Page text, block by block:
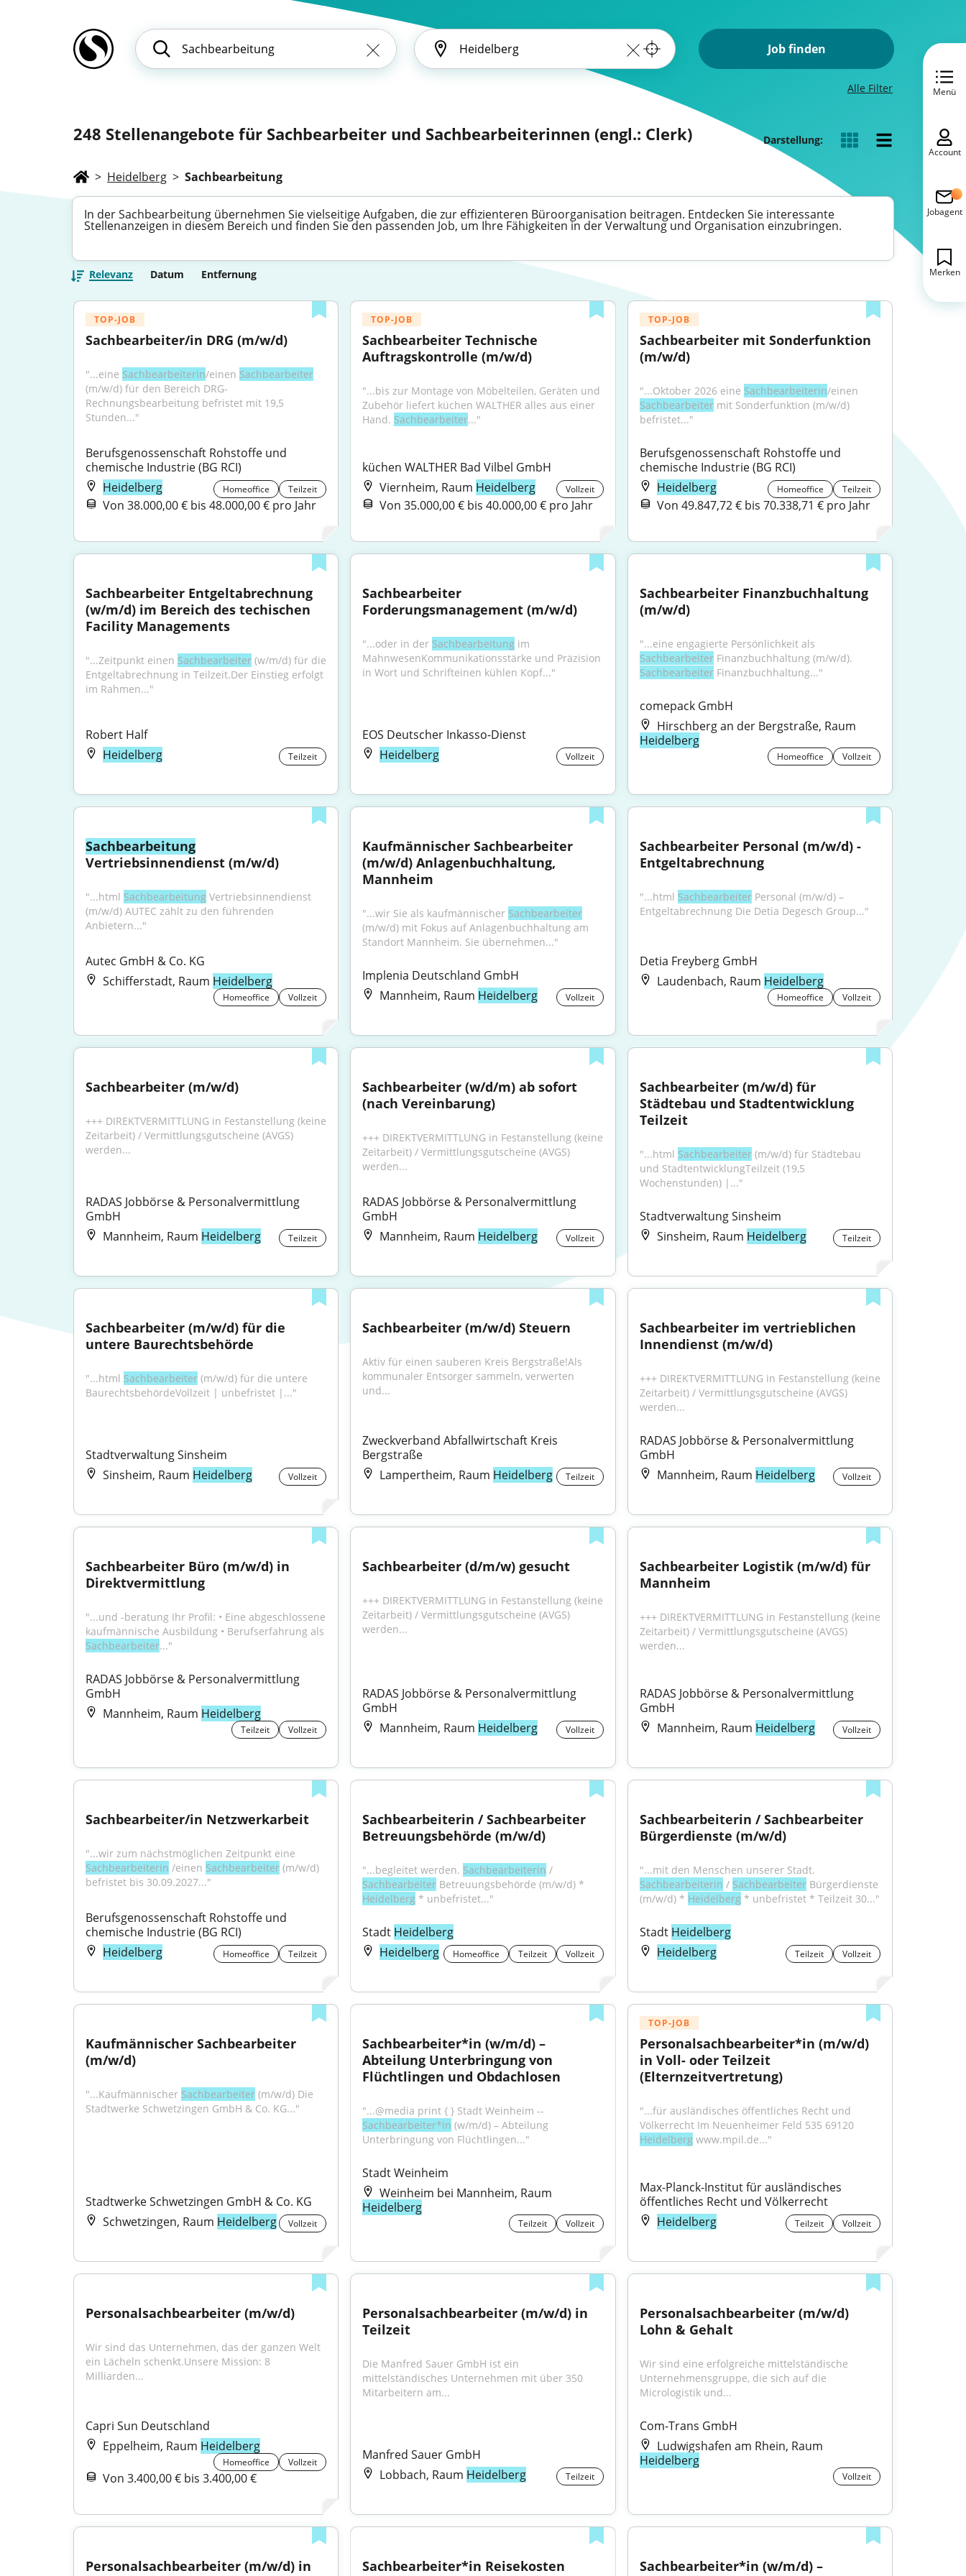
Job finden
Alle Filter
248 Stellenangebote für Sachbearbeiter und Sachbearbeiterinnen (engl.: Clerk) Darstellung:
> Heidelberg > Sachbearbeitung
In der Sachbearbeitung übernehmen Sie vielseitige Aufgaben, die zur effizienteren Büroorganisation beitragen. Entdecken Sie interessante
Stellenanzeigen in diesem Bereich und finden Sie den passenden Job, um Ihre Fähigkeiten in der Verwaltung und Organisation einzubringen.
Relevanz Datum Entfernung
TOP-JOB
Sachbearbeiter/in DRG (m/w/d)
"...eine Sachbearbeiterin/einen Sachbearbeiter
(m/w/d) für den Bereich DRG-
Rechnungsbearbeitung befristet mit 19,5
Stunden..."
Berufsgenossenschaft Rohstoffe und
chemische Industrie (BG RCI)
Heidelberg
Homeoffice Teilzeit
Von 38.000,00 € bis 48.000,00 € pro Jahr
TOP-JOB
Sachbearbeiter Technische
Auftragskontrolle (m/w/d)
"...bis zur Montage von Möbelteilen, Geräten und
Zubehör liefert küchen WALTHER alles aus einer
Hand. Sachbearbeiter..."
küchen WALTHER Bad Vilbel GmbH
Viernheim, Raum Heidelberg Vollzeit
Von 35.000,00 € bis 40.000,00 € pro Jahr
TOP-JOB
Sachbearbeiter mit Sonderfunktion
(m/w/d)
"...Oktober 2026 eine Sachbearbeiterin
Sachbearbeiter mit Sonderfunktion (m/w/d)
befristet..."
Berufsgenossenschaft Rohstoffe und
chemische Industrie (BG RCI)
Heidelberg
Homeoffice Teilzeit
Von 49.847,72 € bis 70.338,71 € pro Jahr
Sachbearbeiter Entgeltabrechnung
(w/m/d) im Bereich des techischen
Facility Managements
"...Zeitpunkt einen Sachbearbeiter (w/m/d) für die
Entgeltabrechnung in Teilzeit.Der Einstieg erfolgt
im Rahmen..."
Robert Half
Heidelberg
Teilzeit
Sachbearbeiter
Forderungsmanagement (m/w/d)
"...oder in der Sachbearbeitung im
MahnwesenKommunikationsstärke und Präzision
in Wort und Schrifteinen kühlen Kopf..."
EOS Deutscher Inkasso-Dienst
Heidelberg
Vollzeit
Sachbearbeiter Finanzbuchhaltung
(m/w/d)
Sachbearbeiter
Sachbearbeiter Finanzbuchhaltung..."
comepack GmbH
Hirschberg an der Bergstraße, Raum
Heidelberg
Homeoffice Vollzeit
Sachbearbeitung
Vertriebsinnendienst (m/w/d)
"...html Sachbearbeitung Vertriebsinnendienst
(m/w/d) AUTEC zählt zu den führenden
Anbietern..."
Autec GmbH & Co. KG
Schifferstadt, Raum Heidelberg
Homeoffice Vollzeit
Kaufmännischer Sachbearbeiter
(m/w/d) Anlagenbuchhaltung,
Mannheim
"...wir Sie als kaufmännischer Sachbearbeiter
(m/w/d) mit Fokus auf Anlagenbuchhaltung am
Standort Mannheim. Sie übernehmen..."
Implenia Deutschland GmbH
Mannheim, Raum Heidelberg Vollzeit
Sachbearbeiter Personal (m/w/d) -
Entgeltabrechnung
"...html Sachbearbeiter Personal (m/w/d) –
Entgeltabrechnung Die Detia Degesch Group..."
Detia Freyberg GmbH
Laudenbach, Raum Heidelberg
Homeoffice Vollzeit
Sachbearbeiter (m/w/d)
+++ DIREKTVERMITTLUNG in Festanstellung (keine
Zeitarbeit) / Vermittlungsgutscheine (AVGS)
werden...
RADAS Jobbörse & Personalvermittlung
GmbH
Mannheim, Raum Heidelberg Teilzeit
Sachbearbeiter (w/d/m) ab sofort
(nach Vereinbarung)
+++ DIREKTVERMITTLUNG in Festanstellung (keine
Zeitarbeit) / Vermittlungsgutscheine (AVGS)
werden...
RADAS Jobbörse & Personalvermittlung
GmbH
Mannheim, Raum Heidelberg Vollzeit
Sachbearbeiter (m/w/d) für
Städtebau und Stadtentwicklung
Teilzeit
"...html Sachbearbeiter (m/w/d) für Städtebau
und StadtentwicklungTeilzeit (19,5
Wochenstunden) |..."
Stadtverwaltung Sinsheim
Sinsheim, Raum Heidelberg Teilzeit
Sachbearbeiter (m/w/d) für die
untere Baurechtsbehörde
"...html Sachbearbeiter (m/w/d) für die untere
BaurechtsbehördeVollzeit | unbefristet |..."
Stadtverwaltung Sinsheim
Sinsheim, Raum Heidelberg Vollzeit
Sachbearbeiter (m/w/d) Steuern
Aktiv für einen sauberen Kreis Bergstraße!Als
kommunaler Entsorger sammeln, verwerten
und...
Zweckverband Abfallwirtschaft Kreis
Bergstraße
Lampertheim, Raum Heidelberg Teilzeit
Sachbearbeiter im vertrieblichen
Innendienst (m/w/d)
+++ DIREKTVERMITTLUNG in Festanstellung (keine
Zeitarbeit) / Vermittlungsgutscheine (AVGS)
werden...
RADAS Jobbörse & Personalvermittlung
GmbH
Mannheim, Raum Heidelberg Vollzeit
Sachbearbeiter Büro (m/w/d) in
Direktvermittlung
"...und -beratung Ihr Profil: • Eine abgeschlossene
Sachbearbeiter..."
RADAS Jobbörse & Personalvermittlung
GmbH
Mannheim, Raum Heidelberg
Teilzeit Vollzeit
Sachbearbeiter (d/m/w) gesucht
+++ DIREKTVERMITTLUNG in Festanstellung (keine
Zeitarbeit) / Vermittlungsgutscheine (AVGS)
werden...
RADAS Jobbörse & Personalvermittlung
GmbH
Mannheim, Raum Heidelberg Vollzeit
Sachbearbeiter Logistik (m/w/d) für
Mannheim
+++ DIREKTVERMITTLUNG in Festanstellung (keine
Zeitarbeit) / Vermittlungsgutscheine (AVGS)
werden...
RADAS Jobbörse & Personalvermittlung
GmbH
Mannheim, Raum Heidelberg Vollzeit
Sachbearbeiter/in Netzwerkarbeit
Sachbearbeiterin /einen Sachbearbeiter (m/w/d)
befristet bis 30.09.2027..."
Berufsgenossenschaft Rohstoffe und
chemische Industrie (BG RCI)
Heidelberg
Homeoffice Teilzeit
Sachbearbeiterin / Sachbearbeiter
Betreuungsbehörde (m/w/d)
"...begleitet werden. Sachbearbeiterin
Sachbearbeiter
Heidelberg * unbefristet..."
Stadt Heidelberg
Heidelberg
Homeoffice Teilzeit Vollzeit
Sachbearbeiterin / Sachbearbeiter
Bürgerdienste (m/w/d)
Sachbearbeiterin / Sachbearbeiter Bürgerdienste
(m/w/d) * Heidelberg * unbefristet * Teilzeit 30..."
Stadt Heidelberg
Heidelberg
Teilzeit Vollzeit
Kaufmännischer Sachbearbeiter
(m/w/d)
"...Kaufmännischer Sachbearbeiter (m/w/d) Die
Stadtwerke Schwetzingen GmbH & Co. KG..."
Stadtwerke Schwetzingen GmbH & Co. KG
Schwetzingen, Raum Heidelberg Vollzeit
Sachbearbeiter*in (w/m/d) –
Abteilung Unterbringung von
Flüchtlingen und Obdachlosen
Sachbearbeiter*in (w/m/d) – Abteilung
Unterbringung von Flüchtlingen..."
Stadt Weinheim
Weinheim bei Mannheim, Raum
Heidelberg
Teilzeit Vollzeit
TOP-JOB
Personalsachbearbeiter*in (m/w/d)
in Voll- oder Teilzeit
(Elternzeitvertretung)
"...für ausländisches öffentliches Recht und
Völkerrecht Im Neuenheimer Feld 535 69120
Heidelberg www.mpil.de..."
Max-Planck-Institut für ausländisches
öffentliches Recht und Völkerrecht
Heidelberg
Teilzeit Vollzeit
Personalsachbearbeiter (m/w/d)
Wir sind das Unternehmen, das der ganzen Welt
ein Lächeln schenkt.Unsere Mission: 8
Milliarden...
Capri Sun Deutschland
Eppelheim, Raum Heidelberg
Homeoffice Vollzeit
Von 3.400,00 € bis 3.400,00 €
Personalsachbearbeiter (m/w/d) in
Teilzeit
Die Manfred Sauer GmbH ist ein
mittelständisches Unternehmen mit über 350
Mitarbeitern am...
Manfred Sauer GmbH
Lobbach, Raum Heidelberg Teilzeit
Personalsachbearbeiter (m/w/d)
Lohn & Gehalt
Wir sind eine erfolgreiche mittelständische
Unternehmensgruppe, die sich auf die
Micrologistik und...
Com-Trans GmbH
Ludwigshafen am Rhein, Raum
Heidelberg
Vollzeit
Personalsachbearbeiter (m/w/d) in
Sachbearbeiter*in Reisekosten
Sachbearbeiter*in (w/m/d) –
Menü
Account
Jobagent
Merken